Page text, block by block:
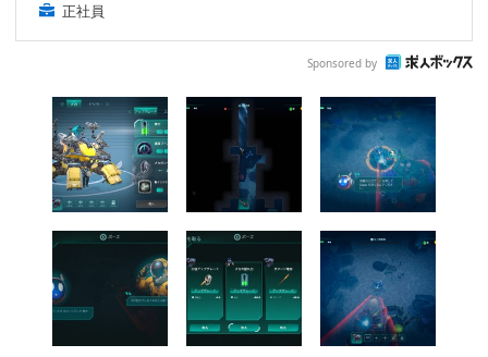
正社員
Sponsored by